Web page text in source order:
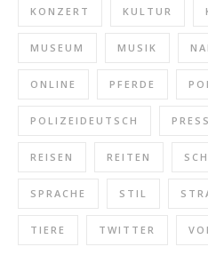
KONZERT KULTUR
MUSEUM MUSIK
ONLINE PFERDE
POLIZEIDEUTSCH
REISEN REITEN
SPRACHE STIL
TIERE TWITTER